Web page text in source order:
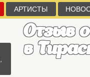
АРТИСТЫ
Отзыв
в